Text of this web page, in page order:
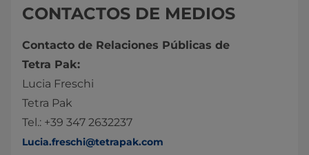
CONTACTOS DE MEDIOS
Contacto de Relaciones Públicas de
Tetra Pak:
Lucia Freschi
Tetra Pak
Tel.: +39 347 2632237
Lucia.freschi@tetrapak.com